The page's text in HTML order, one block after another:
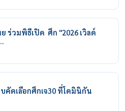
ร่วมพิธีเปิด ศึก "2026 เวิลด์
คัดเลือกศึกเจ30 ที่โดมินิกัน